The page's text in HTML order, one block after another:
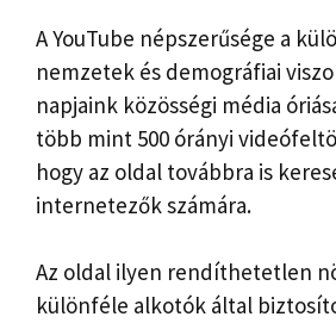
A YouTube népszerűsége a
nemzetek és demográfiai
napjaink közösségi média
több mint 500 órányi
hogy az oldal továbbra is
internetezők számára.
Az oldal ilyen rendíthetetlen
különféle alkotók által